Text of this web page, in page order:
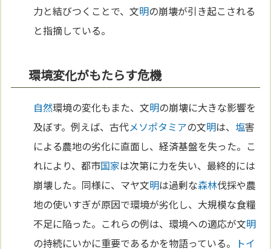
力と結びつくことで、文明の崩壊が引き起こされる
と指摘している。
環境変化がもたらす危機
自然環境の変化もまた、文明の崩壊に大きな影響を
及ぼす。例えば、古代メソポタミアの文明は、 塩害
による農地の劣化に直面し、経済基盤を失った。こ
れにより、都市国家は次第に力を失い、最終的には
崩壊した。同様に、マヤ文明は過剰な森林伐採や農
地の使いすぎが原因で環境が劣化し、大規模な食糧
不足に陥った。これらの例は、環境への適応が文明
の持続にいかに重要であるかを物語っている。
トイ